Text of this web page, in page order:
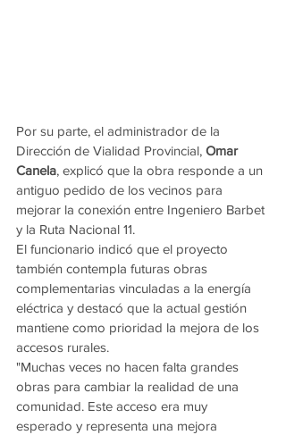
Por su parte, el administrador de la
Dirección de Vialidad Provincial, Omar
Canela, explicó que la obra responde a un
antiguo pedido de los vecinos para
mejorar la conexión entre Ingeniero Barbet
y la Ruta Nacional 11.
El funcionario indicó que el proyecto
también contempla futuras obras
complementarias vinculadas a la energía
eléctrica y destacó que la actual gestión
mantiene como prioridad la mejora de los
accesos rurales.
"Muchas veces no hacen falta grandes
obras para cambiar la realidad de una
comunidad. Este acceso era muy
esperado y representa una mejora